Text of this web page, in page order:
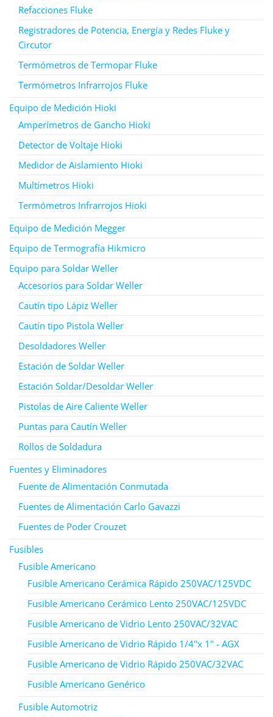
Refacciones Fluke
Registradores de Potencia, Energía y Redes Fluke y
Circutor
Termómetros de Termopar Fluke
Termómetros Infrarrojos Fluke
Equipo de Medición Hioki
Amperímetros de Gancho Hioki
Detector de Voltaje Hioki
Medidor de Aislamiento Hioki
Multímetros Hioki
Termómetros Infrarrojos Hioki
Equipo de Medición Megger
Equipo de Termografía Hikmicro
Equipo para Soldar Weller
Accesorios para Soldar Weller
Cautín tipo Lápiz Weller
Cautín tipo Pistola Weller
Desoldadores Weller
Estación de Soldar Weller
Estación Soldar/Desoldar Weller
Pistolas de Aire Caliente Weller
Puntas para Cautín Weller
Rollos de Soldadura
Fuentes y Eliminadores
Fuente de Alimentación Conmutada
Fuentes de Alimentación Carlo Gavazzi
Fuentes de Poder Crouzet
Fusibles
Fusible Americano
Fusible Americano Cerámica Rápido 250VAC/125VDC
Fusible Americano Cerámico Lento 250VAC/125VDC
Fusible Americano de Vidrio Lento 250VAC/32VAC
Fusible Americano de Vidrio Rápido 1/4"x 1" - AGX
Fusible Americano de Vidrio Rápido 250VAC/32VAC
Fusible Americano Genérico
Fusible Automotriz